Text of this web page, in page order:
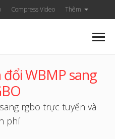
Compress Video Thêm
WBMP sang
rgbo trực tuyến và
phí